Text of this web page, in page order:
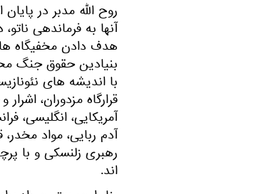
روح الله مدبر در
آنها به فرماندهی
هدف دادن مخفیگاه
بنیادین حقوق جنگ
با اندیشه های
قرارگاه مزدوران،
آمریکایی، انگلیسی،
آدم ربایی، مواد
رهبری زلنسکی و با
اند.